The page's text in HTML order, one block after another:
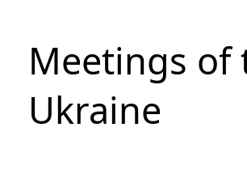
Meetings of
Ukraine